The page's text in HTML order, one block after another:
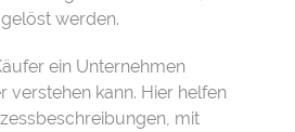
werden.
ein Unternehmen
verstehen kann. Hier helfen
mit